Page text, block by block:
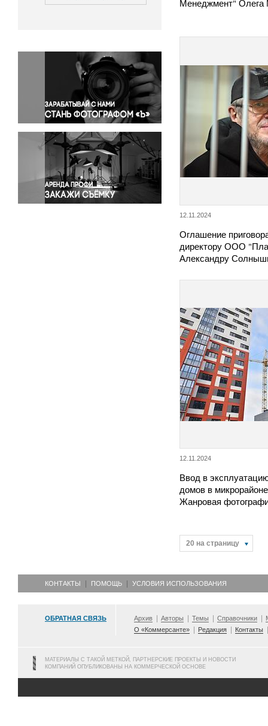
Окружающая среда
Политика
Правосудие
Происшествия и конфликты
Религия
Светская жизнь
Спорт
Экология
Экономика и бизнес
Менеджмент"
12.11.2024
Оглашение
директору ООО
Александру
12.11.2024
Ввод в
домов в
Жанровая
20 на страницу
КОНТАКТЫ ПОМОЩЬ УСЛОВИЯ ИСПОЛЬЗОВАНИЯ
ОБРАТНАЯ СВЯЗЬ Архив Авторы Темы Справочники
О «Коммерсанте»
Редакция Контакты
МАТЕРИАЛЫ С ТАКОЙ МЕТКОЙ, ПАРТНЕРСКИЕ ПРОЕКТЫ И НОВОСТИ
КОМПАНИЙ ОПУБЛИКОВАНЫ НА КОММЕРЧЕСКОЙ ОСНОВЕ